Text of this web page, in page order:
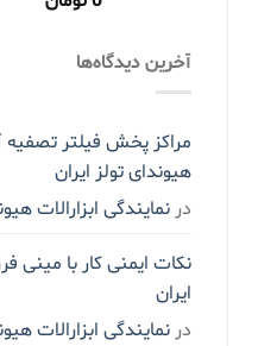
آخرین دیدگاه‌ها
مراکز پخش فیلتر
هیوندای تولز ایران
در نمایندگی ابزارالات
نکات ایمنی کار با مینی
ایران
در نمایندگی ابزارالات